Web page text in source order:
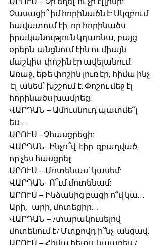
Չասացի՞ իմ հորինածն է: Սկզբում
հավատում էի, որ հորինածս
իրականություն կդառնա, բայց
օրերն  անցնում էին ու միայն
մաշկիս  փոշին էր ավելանում:
Առաջ, եթե փոշին լուռ էր, հիմա ինչ
էլ  անեմ՝ խշշում է: Փոշու մեջ էլ
հորինածս խամրեց:
ՎԱՐԴԱՆ – Ամուսնուդ պատմե՞լ
ես…
ԱՐՈՒՍ –Չհասցրեցի:
ՎԱՐԴԱՆ- Ինչո՞վ  էիր  զբաղված,
որ չես հասցրել:
ԱՐՈՒՍ – Մոտենաս՝ կասեմ:
ՎԱՐԴԱՆ- Ո՞ւմ մոտենամ:
ԱՐՈՒՍ – Ինձանից բացի ո՞վ կա…
Արի,   արի, մոտեցիր…
ՎԱՐԴԱՆ – /տարակուսելով
մոտենում է/ Մտքովդ ի՞նչ  անցավ: